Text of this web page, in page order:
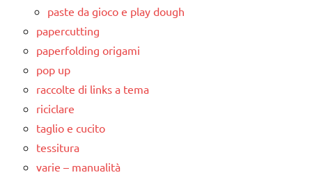
paste da gioco e play dough
papercutting
paperfolding origami
pop up
raccolte di links a tema
riciclare
taglio e cucito
tessitura
varie – manualità